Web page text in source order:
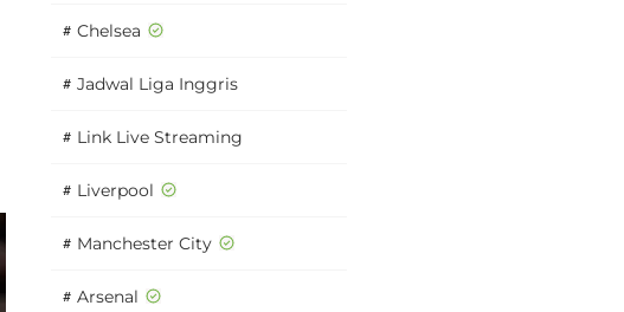
# Chelsea
# Jadwal Liga Inggris
# Link Live Streaming
# Liverpool
# Manchester City
# Arsenal